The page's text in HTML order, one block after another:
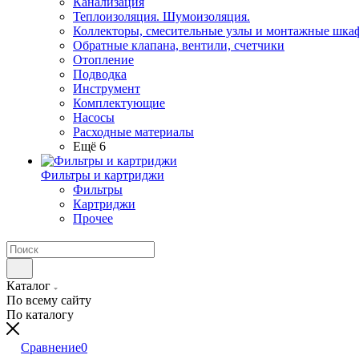
Теплоизоляция. Шумоизоляция.
Коллекторы, смесительные узлы и монтажные
Обратные клапана, вентили, счетчики
Отопление
Подводка
Инструмент
Комплектующие
Насосы
Расходные материалы
Ещё 6
Фильтры и картриджи
Фильтры
Картриджи
Прочее
Каталог
По всему сайту
По каталогу
Сравнение0